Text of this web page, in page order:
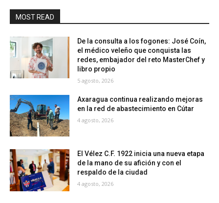
MOST READ
De la consulta a los fogones: José Coín,
el médico veleño que conquista las
redes, embajador del reto MasterChef y
libro propio
5 agosto, 2026
Axaragua continua realizando mejoras
en la red de abastecimiento en Cútar
4 agosto, 2026
El Vélez C.F. 1922 inicia una nueva etapa
de la mano de su afición y con el
respaldo de la ciudad
4 agosto, 2026